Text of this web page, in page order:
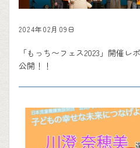
2024年02月09日
「もっち〜フェス2023」開催
公開！！